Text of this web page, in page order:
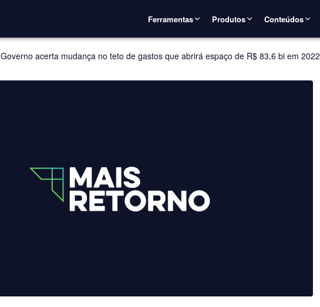
Ferramentas Produtos Conteúdos
Governo acerta mudança no teto de gastos que abrirá espaço de R$ 83,6 bi em 2022